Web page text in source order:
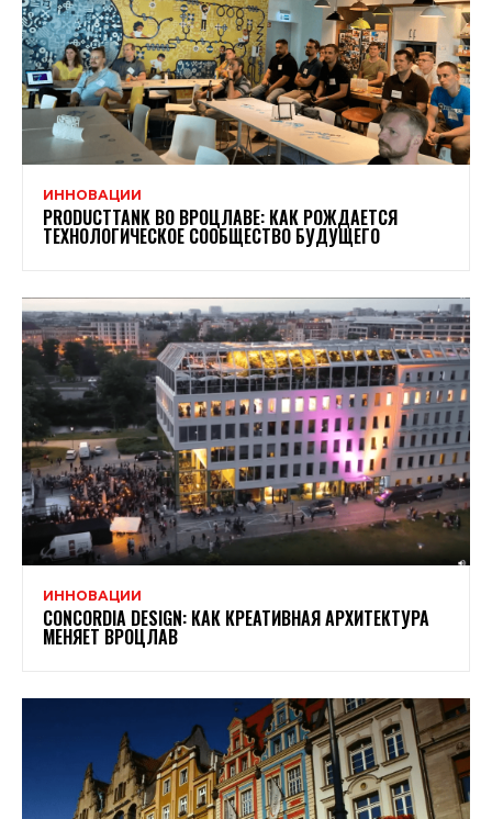
ИННОВАЦИИ
PRODUCTTANK ВО ВРОЦЛАВЕ: КАК РОЖДАЕТСЯ
ТЕХНОЛОГИЧЕСКОЕ СООБЩЕСТВО БУДУЩЕГО
ИННОВАЦИИ
CONCORDIA DESIGN: КАК КРЕАТИВНАЯ АРХИТЕКТУРА
МЕНЯЕТ ВРОЦЛАВ